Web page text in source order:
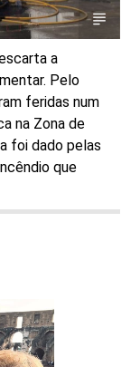
a
Pelo
feridas num
na Zona de
foi dado pelas
que